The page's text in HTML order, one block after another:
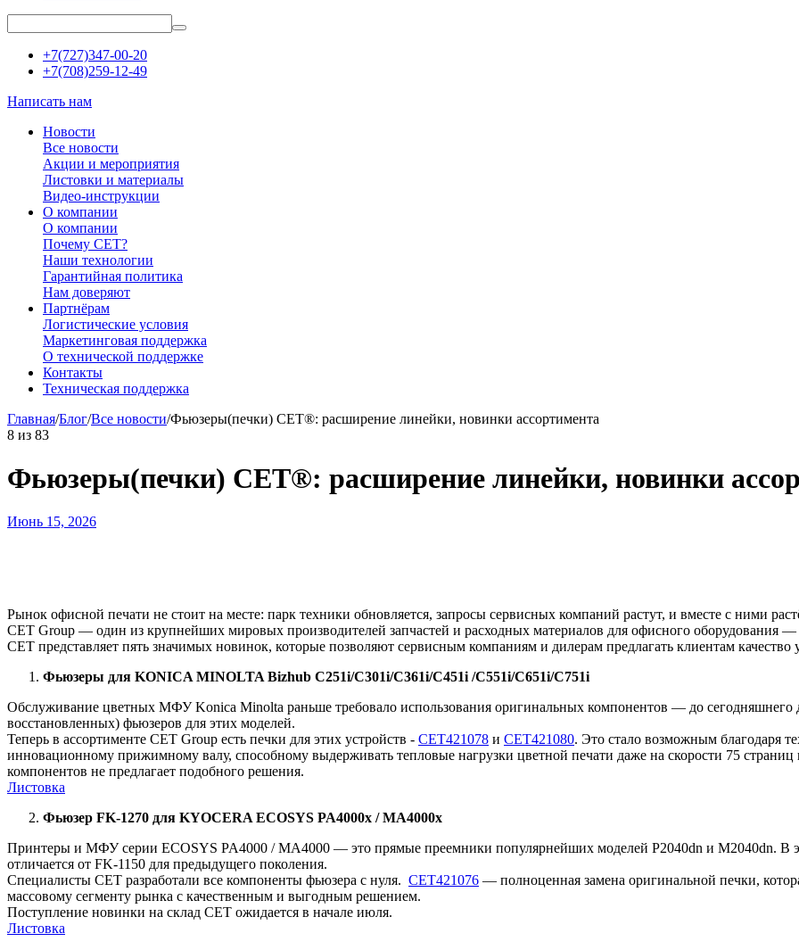
+7(727)347-00-20
+7(708)259-12-49
Написать нам
Новости
Все новости
Акции и мероприятия
Листовки и материалы
Видео-инструкции
О компании
О компании
Почему CET?
Наши технологии
Гарантийная политика
Нам доверяют
Партнёрам
Логистические условия
Маркетинговая поддержка
О технической поддержке
Контакты
Техническая поддержка
Главная/Блог/Все новости/Фьюзеры(печки) СЕТ®: расширение линейки, новинки ассортимента
8 из 83
Фьюзеры(печки) СЕТ®: расширение линейки, новинки
Июнь 15, 2026
Рынок офисной печати не стоит на месте: парк техники обновляется, запросы сервисных компаний растут, и вместе с ними
CET Group — один из крупнейших мировых производителей запчастей и расходных материалов для офисного оборудования —
СЕТ представляет пять значимых новинок, которые позволяют сервисным компаниям и дилерам предлагать клиентам
Фьюзеры для KONICA MINOLTA Bizhub C251i/C301i/C361i/C451i /C551i/C651i/C751i
Обслуживание цветных МФУKonica Minolta раньше требовало использования оригинальных компонентов — до
восстановленных) фьюзеров для этих моделей.
Теперь в ассортименте CET Group есть печки для этих устройств - CET421078 и CET421080. Это стало возможным благодаря
инновационному прижимному валу, способному выдерживать тепловые нагрузки цветной печати даже на скорости 75
компонентов не предлагает подобного решения.
Листовка
Фьюзер FK-1270 для KYOCERA ECOSYS PA4000x / MA4000x
Принтеры и МФУ серии ECOSYS PA4000 / MA4000 — это прямые преемники популярнейших моделей P2040dn и M2040dn. В
отличается от FK-1150 для предыдущего поколения.
Специалисты CET разработали все компоненты фьюзера с нуля. CET421076 — полноценная замена оригинальной печки,
массовому сегменту рынка с качественным и выгодным решением.
Поступление новинки на склад CET ожидается в начале июля.
Листовка